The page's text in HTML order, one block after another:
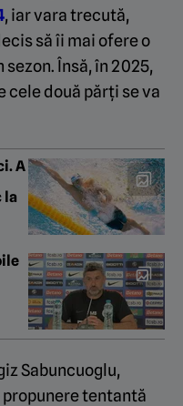
, iar vara trecută,
să îi mai ofere o
Însă, în 2025,
cele două părți se va
A
la
Sabuncuoglu,
tentantă